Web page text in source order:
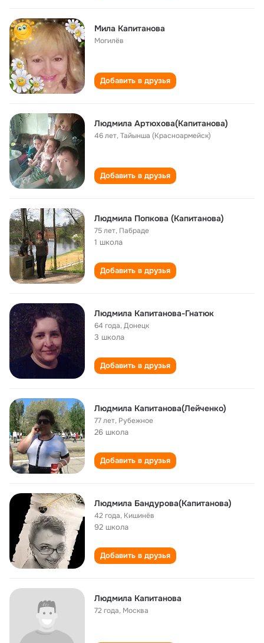
Мила Капитанова
Могилёв
Добавить в друзья
Людмила Артюхова(Капитанова)
46 лет,Тайынша (Красноармейск)
Добавить в друзья
Людмила Попкова (Капитанова)
75 лет, Пабраде
1 школа
Добавить в друзья
Людмила Капитанова-Гнатюк
64 года,Донецк
3 школа
Добавить в друзья
Людмила Капитанова(Лейченко)
77 лет, Рубежное
26 школа
Добавить в друзья
Людмила Бандурова(Капитанова)
42 года, Кишинёв
92 школа
Добавить в друзья
Людмила Капитанова
72 года, Москва